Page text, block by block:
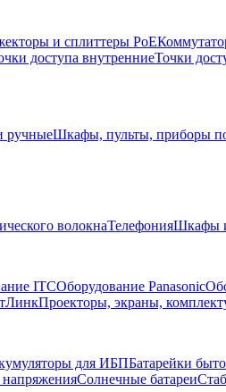
и сплиттеры РоЕ
доступа внутренниеТочки
ручныеШкафы, пульты, приборы
волокнаТелефонияШкафы
ITCОборудование Panasonic
Проекторы, экраны,
для ИБПБатарейки
напряженияСолнечные батареи